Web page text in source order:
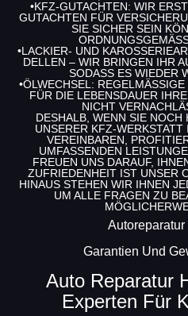
•KFZ-GUTACHTEN: WIR
GUTACHTEN FÜR
SIE SICHER SEIN
•LACKIER- UND
DELLEN – WIR BRINGEN IHR
SODASS ES WIEDER
•ÖLWECHSEL : REGELMÄSSIGE
ÜR DIE LEBENSDAUER
ICHT
DESHALB, WENN SIE
UNSERER KFZ-
VEREINBAREN,
UMFASSENDEN
FREUEN UNS DARAUF,
ZUFRIEDENHEIT IST UNSER
HINAUS STEHEN WIR IHNEN
UM ALLE FRAGEN ZU
Garantien Und
Auto Reparatur
Experten Für